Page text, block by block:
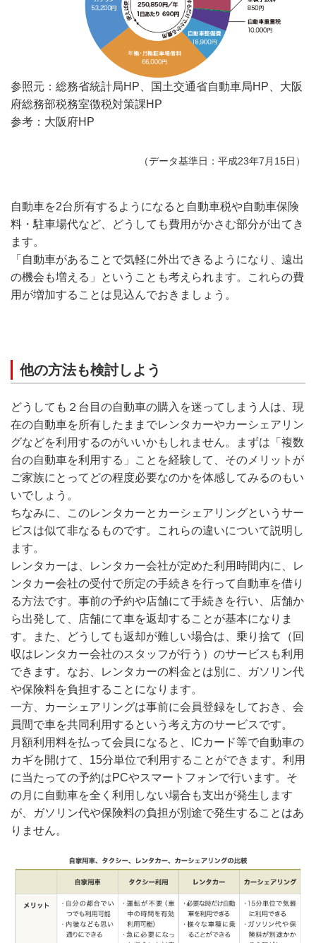
参照元：総務省統計局HP、国土交通省自動車局HP、大阪
府総務部税務室徴税対策課HP
参考：大阪府HP
（データ基準日：平成23年7月15日）
自動車を2台所有するようになると自動車税や自動車保険
料・駐車場代など、どうしても費用がかさむ部分が出てき
ます。
「自動車があることで気軽に外出できるようになり、遠出
の機会も増える」ということも考えられます。これらの費
用が増加することは見込んでおきましょう。
他の方法も検討しよう
どうしても２台目の自動車の購入を迷ってしまう人は、現
在の自動車を所有したままでレンタカーやカーシェアリン
グなどを利用するのがいいかもしれません。まずは「複数
台の自動車を利用する」ことを経験して、そのメリットが
ご家族にとってどの程度必要なのかを体感してみるのもい
いでしょう。
ちなみに、このレンタカーとカーシェアリングというサー
ビスは似て非なるものです。これらの違いについて説明し
ます。
レンタカーは、レンタカー会社が定めた利用時間内に、レ
ンタカー会社の受付で所定の手続きを行って自動車を借り
る方法です。事前の予約や店舗にて手続きを行い、店舗か
ら出発して、店舗にて車を返却することが基本になりま
す。また、どうしても返却が難しい場合は、乗り捨て（回
収はレンタカー会社のスタッフが行う）のサービスも利用
できます。なお、レンタカーの料金とは別に、ガソリン代
や保険料を負担することになります。
一方、カーシェアリングは事前に会員登録をしておき、会
員間で車を共同利用するという考え方のサービスです。
月額利用料を払って会員になると、ICカード等で自動車の
カギを開けて、15分単位で利用することができます。利用
に当たっての予約はPCやスマートフォンで行います。そ
の月に自動車を全く利用しない場合も支出が発生します
が、ガソリン代や保険料の負担が別途で発生することはあ
りません。